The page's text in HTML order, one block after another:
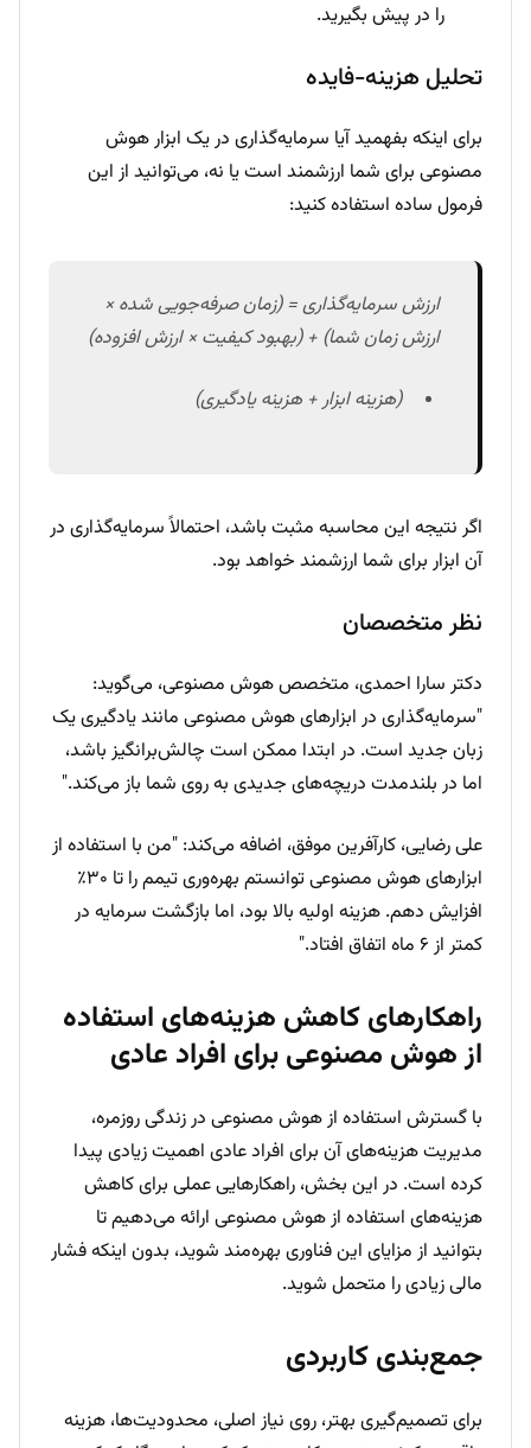
را در پیش بگیرید.
تحلیل هزینه-فایده
برای اینکه بفهمید آیا سرمایه‌گذاری در یک ابزار هوش
مصنوعی برای شما ارزشمند است یا نه، می‌توانید از این
فرمول ساده استفاده کنید:
ارزش سرمایه‌گذاری = (زمان صرفه‌جویی شده ×
ارزش زمان شما) + (بهبود کیفیت × ارزش افزوده)
(هزینه ابزار + هزینه یادگیری)
اگر نتیجه این محاسبه مثبت باشد، احتمالاً سرمایه‌گذاری در
آن ابزار برای شما ارزشمند خواهد بود.
نظر متخصصان
دکتر سارا احمدی، متخصص هوش مصنوعی، می‌گوید:
"سرمایه‌گذاری در ابزارهای هوش مصنوعی مانند یادگیری یک
زبان جدید است. در ابتدا ممکن است چالش‌برانگیز باشد،
اما در بلندمدت دریچه‌های جدیدی به روی شما باز می‌کند."
علی رضایی، کارآفرین موفق، اضافه می‌کند: "من با استفاده از
ابزارهای هوش مصنوعی توانستم بهره‌وری تیمم را تا ۳۰٪
افزایش دهم. هزینه اولیه بالا بود، اما بازگشت سرمایه در
کمتر از ۶ ماه اتفاق افتاد."
راهکارهای کاهش هزینه‌های استفاده
از هوش مصنوعی برای افراد عادی
با گسترش استفاده از هوش مصنوعی در زندگی روزمره،
مدیریت هزینه‌های آن برای افراد عادی اهمیت زیادی پیدا
کرده است. در این بخش، راهکارهایی عملی برای کاهش
هزینه‌های استفاده از هوش مصنوعی ارائه می‌دهیم تا
بتوانید از مزایای این فناوری بهره‌مند شوید، بدون اینکه فشار
مالی زیادی را متحمل شوید.
جمع‌بندی کاربردی
برای تصمیم‌گیری بهتر، روی نیاز اصلی، محدودیت‌ها، هزینه